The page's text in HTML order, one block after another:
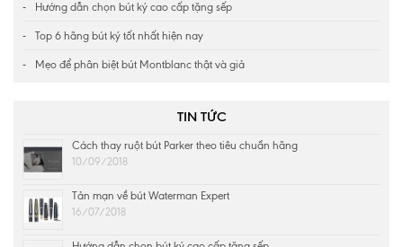
Hướng dẫn chọn bút ký cao cấp tặng sếp
Top 6 hãng bút ký tốt nhất hiện nay
Mẹo để phân biệt bút Montblanc thật và giả
TIN TỨC
Cách thay ruột bút Parker theo tiêu chuẩn hãng
10/09/2018
Tản mạn về bút Waterman Expert
16/07/2018